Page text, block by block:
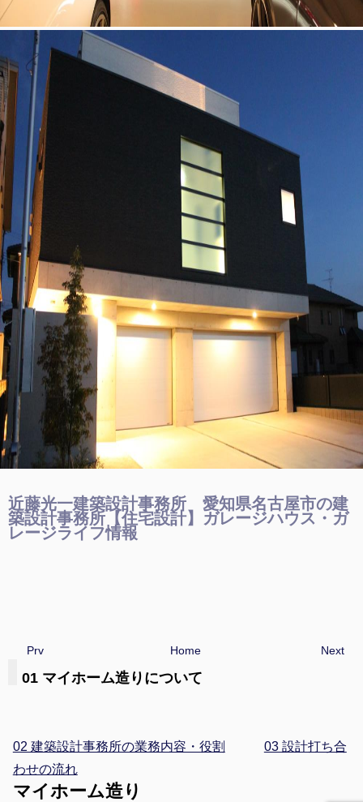
近藤光一建築設計事務所 愛知県名古屋市の建
築設計事務所【住宅設計】ガレージハウス・ガ
レージライフ情報
Next
Prv Home
01 マイホーム造りについて
02 建築設計事務所の業務内容・役割
03 設計打ち合
わせの流れ
マイホーム造り